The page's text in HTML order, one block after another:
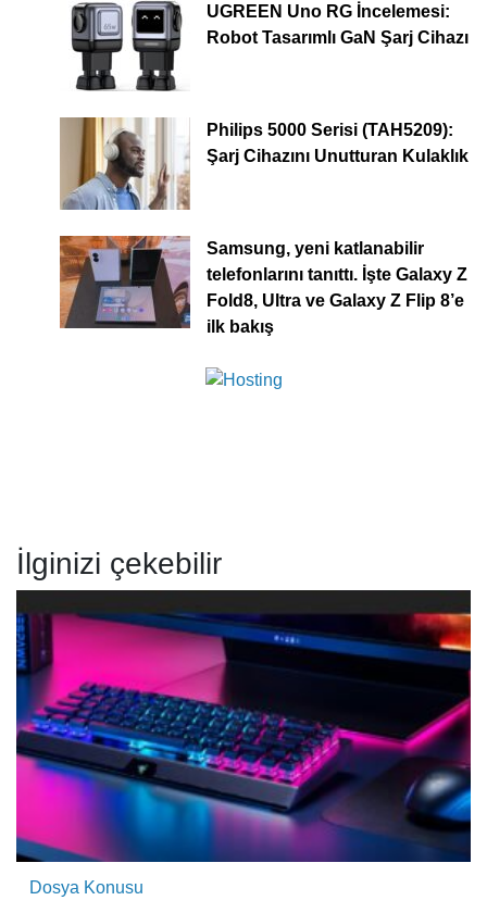
UGREEN Uno RG İncelemesi:
Robot Tasarımlı GaN Şarj Cihazı
Philips 5000 Serisi (TAH5209):
Şarj Cihazını Unutturan Kulaklık
Samsung, yeni katlanabilir
telefonlarını tanıttı. İşte Galaxy Z
Fold8, Ultra ve Galaxy Z Flip 8’e
ilk bakış
İlginizi çekebilir
Dosya Konusu